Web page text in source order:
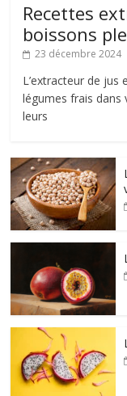
Recettes
boissons
23 décembre 2024
L’extracteur de jus
légumes frais
leurs